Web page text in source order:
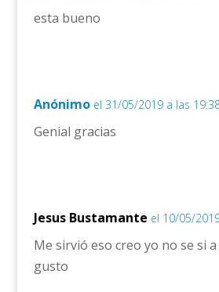
esta bueno
Anónimo el 31/05/2019 a las
Genial gracias
Jesus Bustamante el 10/05/
Me sirvió eso creo yo no se si
gusto